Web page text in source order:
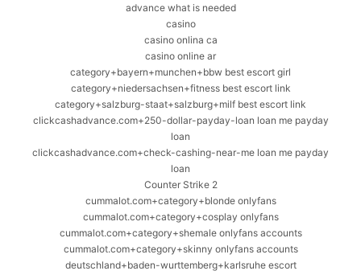
advance what is needed
casino
casino onlina ca
casino online ar
category+bayern+munchen+bbw best escort girl
category+niedersachsen+fitness best escort link
category+salzburg-staat+salzburg+milf best escort link
clickcashadvance.com+250-dollar-payday-loan loan me payday
loan
clickcashadvance.com+check-cashing-near-me loan me payday
loan
Counter Strike 2
cummalot.com+category+blonde onlyfans
cummalot.com+category+cosplay onlyfans
cummalot.com+category+shemale onlyfans accounts
cummalot.com+category+skinny onlyfans accounts
deutschland+baden-wurttemberg+karlsruhe escort